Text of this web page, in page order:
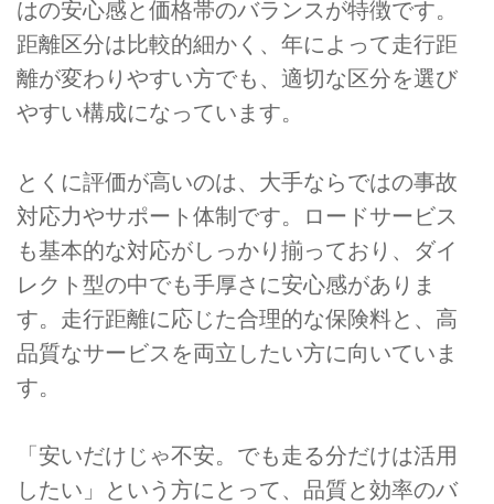
はの安心感と価格帯のバランスが特徴です。
距離区分は比較的細かく、年によって走行距
離が変わりやすい方でも、適切な区分を選び
やすい構成になっています。
とくに評価が高いのは、大手ならではの事故
対応力やサポート体制です。ロードサービス
も基本的な対応がしっかり揃っており、ダイ
レクト型の中でも手厚さに安心感がありま
す。走行距離に応じた合理的な保険料と、高
品質なサービスを両立したい方に向いていま
す。
「安いだけじゃ不安。でも走る分だけは活用
したい」という方にとって、品質と効率のバ